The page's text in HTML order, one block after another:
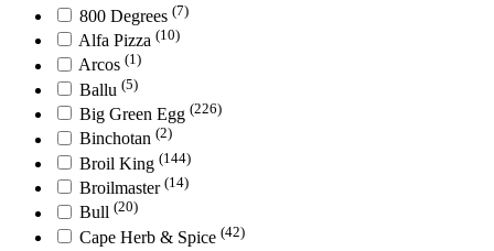
800 Degrees (7)
Alfa Pizza (10)
Arcos (1)
Ballu (5)
Big Green Egg (226)
Binchotan (2)
Broil King (144)
Broilmaster (14)
Bull (20)
Cape Herb & Spice (42)